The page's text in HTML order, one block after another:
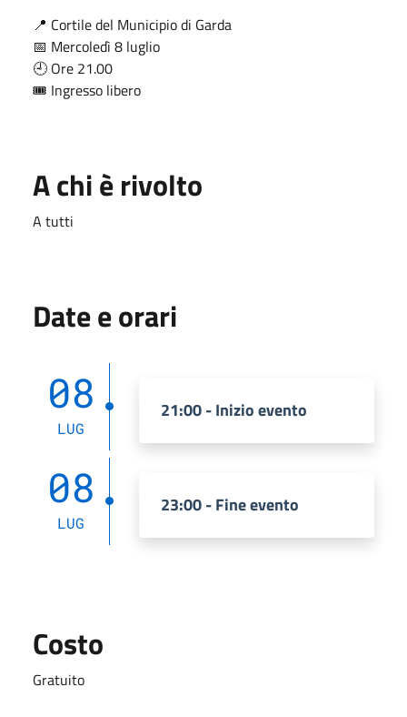
📍 Cortile del Municipio di Garda
📅 Mercoledì 8 luglio
🕘 Ore 21.00
🎟️ Ingresso libero
A chi è rivolto
A tutti
Date e orari
08
LUG
21:00 - Inizio evento
08
LUG
23:00 - Fine evento
Costo
Gratuito